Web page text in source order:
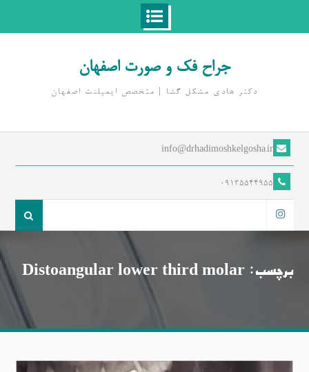
جراح فک و صورت اصفهان
دکتر هادی مشکل گشا | متخصص ايمپلنت اصفهان
info@drhadimoshkelgosha.ir
09135544955
برای:
برچسب: Distoangular lower third molar